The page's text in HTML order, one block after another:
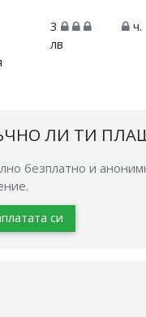
3
лв
ч.
ЛИ ТИ
безплатно и
си